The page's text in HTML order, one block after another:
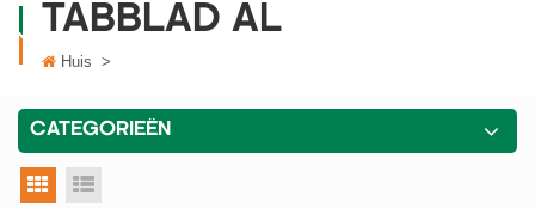
TABBLAD AL
Huis >
CATEGORIEËN
rasterweergave